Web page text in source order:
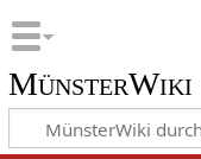
MünsterWiki